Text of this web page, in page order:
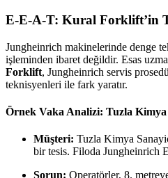
E-E-A-T: Kural Forklift’in
Jungheinrich makinelerinde denge
işleminden ibaret değildir. Esas
Forklift, Jungheinrich servis
teknisyenleri ile fark yaratır.
Örnek Vaka Analizi: Tuzla
Müşteri: Tuzla Kimya
bir tesis. Filoda Jungheinrich
Sorun: Operatörler, 8.